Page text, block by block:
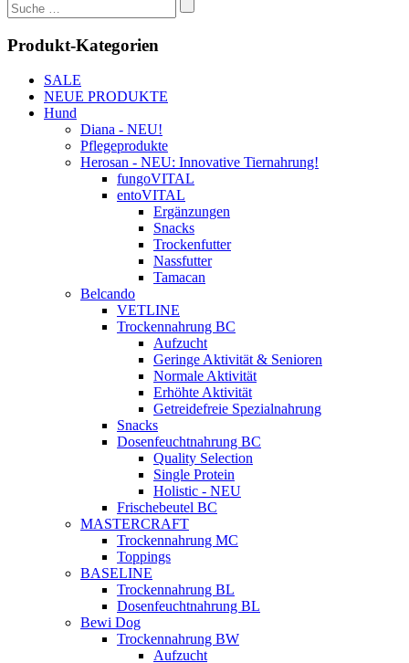
werden
nach:
Produkt-Kategorien
SALE
NEUE PRODUKTE
Hund
Diana - NEU!
Pflegeprodukte
Herosan - NEU: Innovative Tiernahrung!
fungoVITAL
entoVITAL
Ergänzungen
Snacks
Trockenfutter
Nassfutter
Tamacan
Belcando
VETLINE
Trockennahrung BC
Aufzucht
Geringe Aktivität & Senioren
Normale Aktivität
Erhöhte Aktivität
Getreidefreie Spezialnahrung
Snacks
Dosenfeuchtnahrung BC
Quality Selection
Single Protein
Holistic - NEU
Frischebeutel BC
MASTERCRAFT
Trockennahrung MC
Toppings
BASELINE
Trockennahrung BL
Dosenfeuchtnahrung BL
Bewi Dog
Trockennahrung BW
Aufzucht